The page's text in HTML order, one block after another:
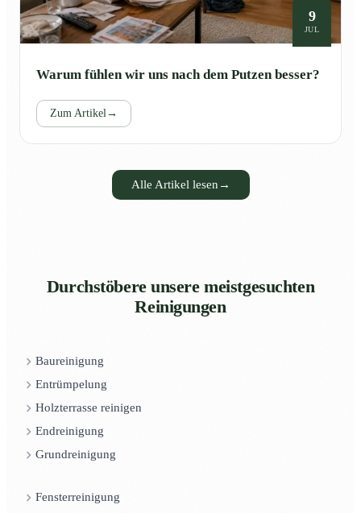
9
JUL
Warum fühlen wir uns nach dem Putzen besser?
Zum Artikel→
Alle Artikel lesen →
Durchstöbere unsere meistgesuchten
Reinigungen
Baureinigung
Entrümpelung
Holzterrasse reinigen
Endreinigung
Grundreinigung
Fensterreinigung